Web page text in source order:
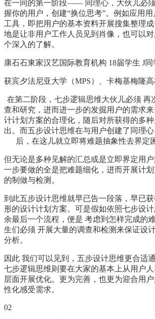
在一同的第一阶段—— 同理心，大伙儿必
握你的用户，创建“换位思考”。例如应用
工具，即把用户的基本资料开展搜集整理
地是让非用户工作人员见到肖像，也可以
个深入的了解。
康石石東家汉艺国际教育机构 18届学生 J同
获宾夕法尼亚大学（MPS）、卡梅基梅隆
在第二阶段，七步逻辑思维大伙儿必须 再
查和研究，进而进一步的发掘用户的需求
计计划方案的合理化，随后对所获得的多
出。而五步设计思维在与用户创建了同理
后，在这儿就立即将难题抽象性去界定
但无论是多种见解的汇总或是立即界定用
一步要做的全是把难题细化，进而开展计
的制做与检测。
到此五步设计思维就早已告一段落，早已
形的设计计划方案。可是假如依照七步设
余最后一个流程，便是 考虑到怎样完成的
生们必须 开展大量的调查和检测来保证设
分析。
因此 我们可以见到，五步设计思维更合适
七步逻辑思维则要在大家的基本上从用户
层面开展优化。更为完善，也更为迎合用
性化感受需求。
02